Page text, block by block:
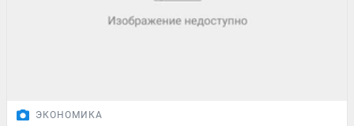
ЭКОНОМИКА